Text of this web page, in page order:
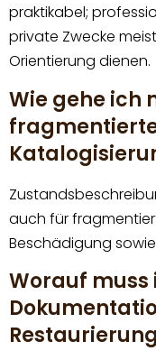
praktikabel;
private Zwecke
Orientierung dienen.
Wie gehe ich
auch für
Beschädigung
Worauf muss